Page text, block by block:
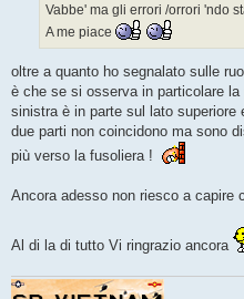
Vabbe' ma gli errori /orrori 'ndo
A me piace
oltre a quanto ho segnalato sulle
è che se si osserva in particolare
sinistra è in parte sul lato superiore
due parti non coincidono ma sono
più verso la fusoliera !
Ancora adesso non riesco a capire
Al di la di tutto Vi ringrazio ancora